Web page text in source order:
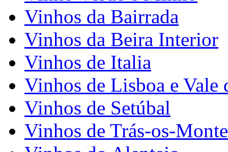
Vinhos da Bairrada
Vinhos da Beira Interior
Vinhos de Italia
Vinhos de Lisboa e Vale
Vinhos de Setúbal
Vinhos de Trás-os-